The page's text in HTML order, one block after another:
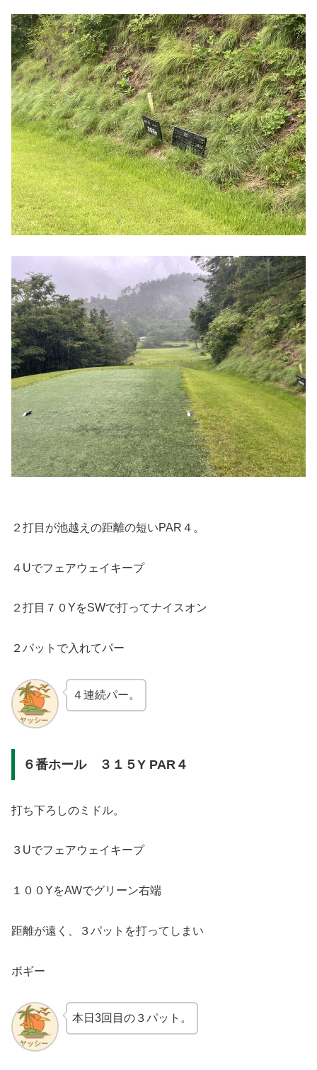
２打目が池越えの距離の短いPAR４。
４Uでフェアウェイキープ
２打目７０YをSWで打ってナイスオン
２パットで入れてパー
４連続パー。
６番ホール ３１５Y PAR４
打ち下ろしのミドル。
３Uでフェアウェイキープ
１００YをAWでグリーン右端
距離が遠く、３パットを打ってしまい
ボギー
本日3回目の３パット。